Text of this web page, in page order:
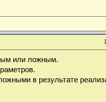
или ложным.
в результате